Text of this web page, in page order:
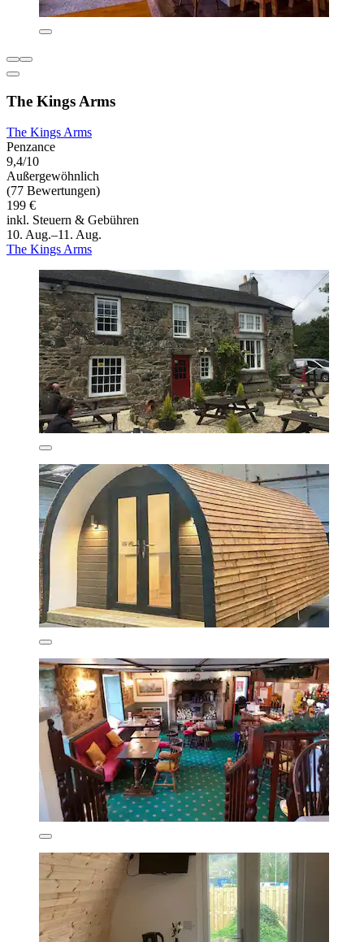
The Kings Arms
The Kings Arms
Penzance
9,4/10
Außergewöhnlich
(77 Bewertungen)
199 €
inkl. Steuern & Gebühren
10. Aug.–11. Aug.
The Kings Arms